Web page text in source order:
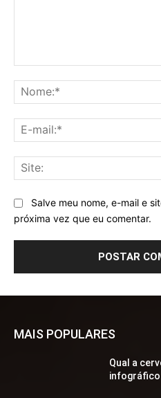
Salve meu nome, e-mail e
próxima vez que eu comentar.
MAIS POPULARES
Qual a
infográfico